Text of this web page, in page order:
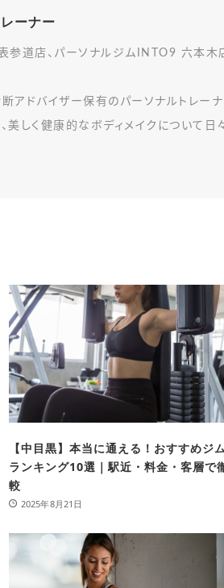
ーナー
参道店、パーソナルジムINTO9 六本木
アドバイザー保有のパーソナルトレー
美しく健康的なボディメイクについて日
【中目黒】本当に通える！おすすめジ
ランキング10選｜駅近・料金・客層で
較
2025年8月21日